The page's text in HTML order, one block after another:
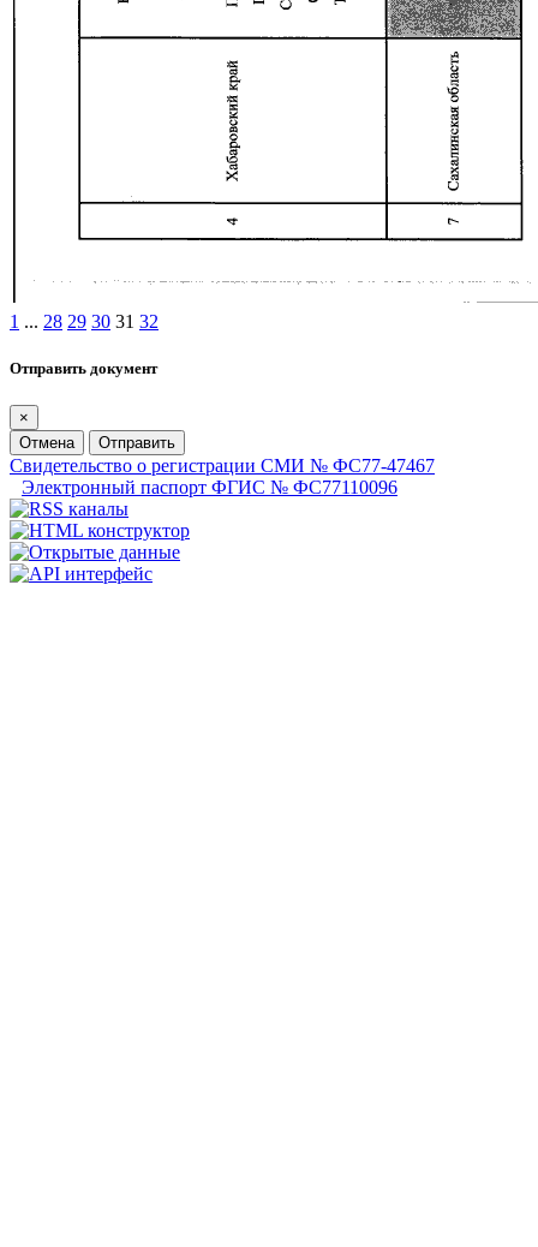
1 ... 28 29 30 31 32
Отправить документ
×
Отмена
Отправить
Свидетельство о регистрации СМИ № ФС77-47467
Электронный паспорт ФГИС № ФС77110096